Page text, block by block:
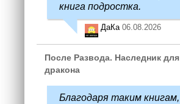
книга подростка.
ДаКа 06.08.2026
После Развода. Наследник для
дракона
Благодаря таким книгам,